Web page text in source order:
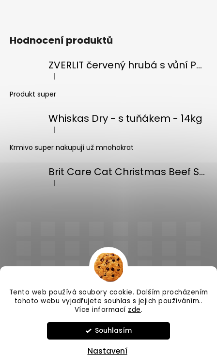
Tento web používá soubory cookie. Dalším procházením
tohoto webu vyjadřujete souhlas s jejich používáním..
Více informací zde.
Souhlasím
Nastavení
Hodnocení produktů
ZVERLIT červený hrubá s vůní Podestýlka kočka 10kg
Hodnocení produktu je 5 z 5 hvězdiček.
|
Produkt super
Whiskas Dry - s tuňákem - 14kg
Hodnocení produktu je 5 z 5 hvězdiček.
|
Krmivo super nakupují už mnohokrat
Brit Care Cat Christmas Beef Soup 75g
Hodnocení produktu je 5 z 5 hvězdiček.
|
PlnímeMisky.cz
vyhrazena.Upravit nastavení cookies